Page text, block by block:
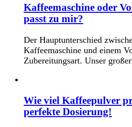
Kaffeemaschine oder
passt zu mir?
Der Hauptunterschied
Kaffeemaschine und einem
Zubereitungsart. Unser
Wie viel Kaffeepulver
perfekte Dosierung!